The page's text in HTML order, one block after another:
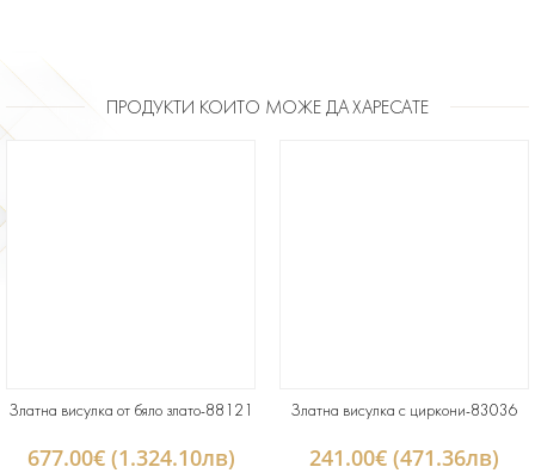
ПРОДУКТИ КОИТО МОЖЕ ДА ХАРЕСАТЕ
Златна висулка от бяло злато-88121
677.00€ (1.324.10лв)
Златна висулка с циркони-83036
241.00€ (471.36лв)